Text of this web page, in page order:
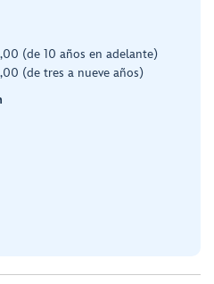
(de 10 años en adelante)
(de tres a nueve años)